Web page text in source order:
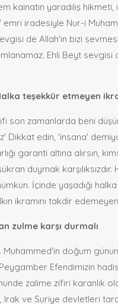
kainatın yaradılış
iradesiyle Nur-i
de Allah'ın bizi
Ehli Beyt
teşekkür etmeyen
son zamanlarda beni
Dikkat edin, 'insana'
garanti altına alırsın,
duymak
İçinde yaşadığı
ikramını takdir
zulme karşı durmalı
doğum
Efendimizin hadisi
zalime zifiri karanlık
Irak ve Suriye devletleri